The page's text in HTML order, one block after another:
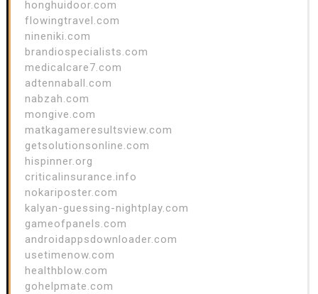
honghuidoor.com
flowingtravel.com
nineniki.com
brandiospecialists.com
medicalcare7.com
adtennaball.com
nabzah.com
mongive.com
matkagameresultsview.com
getsolutionsonline.com
hispinner.org
criticalinsurance.info
nokariposter.com
kalyan-guessing-nightplay.com
gameofpanels.com
androidappsdownloader.com
usetimenow.com
healthblow.com
gohelpmate.com